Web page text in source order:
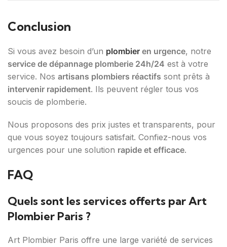
Conclusion
Si vous avez besoin d’un plombier en urgence, notre
service de dépannage plomberie 24h/24 est à votre
service. Nos artisans plombiers réactifs sont prêts à
intervenir rapidement. Ils peuvent régler tous vos
soucis de plomberie.
Nous proposons des prix justes et transparents, pour
que vous soyez toujours satisfait. Confiez-nous vos
urgences pour une solution rapide et efficace.
FAQ
Quels sont les services offerts par Art
Plombier Paris ?
Art Plombier Paris offre une large variété de services